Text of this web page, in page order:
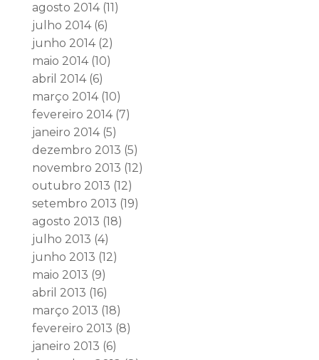
agosto 2014(11)
julho 2014(6)
junho 2014(2)
maio 2014(10)
abril 2014(6)
março 2014(10)
fevereiro 2014(7)
janeiro 2014(5)
dezembro 2013 (5)
novembro 2013 (12)
outubro 2013 (12)
setembro 2013 (19)
agosto 2013 (18)
julho 2013 (4)
junho 2013 (12)
maio 2013 (9)
abril 2013 (16)
março 2013 (18)
fevereiro 2013 (8)
janeiro 2013 (6)